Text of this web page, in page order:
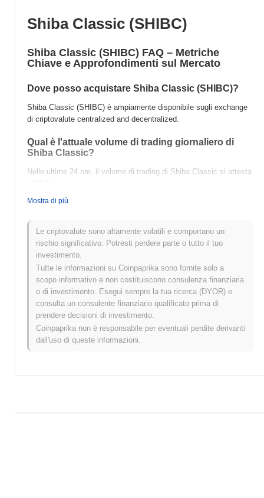
Shiba Classic (SHIBC)
Shiba Classic (SHIBC) FAQ – Metriche
Chiave e Approfondimenti sul Mercato
Dove posso acquistare Shiba Classic (SHIBC)?
Shiba Classic (SHIBC) è ampiamente disponibile sugli exchange
di criptovalute centralized and decentralized.
Qual è l'attuale volume di trading giornaliero di
Shiba Classic?
Nelle ultime 24 ore, il volume di trading di Shiba Classic si attesta
Qual è lo storico della fascia di prezzo di Shiba
Massimo Storico (ATH):$0.00
Minimo Storico (ATL): $0.00
Shiba Classic è attualmente scambiato~0.00% al di sotto del suo
ATH .
Come si sta comportando Shiba Classic rispetto al
mercato crypto più ampio?
Negli ultimi 7 giorni, Shiba Classic ha guadagnato
superando il mercato crypto complessivo che ha registrato un
Mostra di più
Le criptovalute sono altamente volatili e comportano un
rischio significativo. Potresti perdere parte o tutto il tuo
investimento.
Tutte le informazioni su Coinpaprika sono fornite solo a
scopo informativo e non costituiscono consulenza finanziaria
o di investimento. Esegui sempre la tua ricerca (DYOR) e
consulta un consulente finanziario qualificato prima di
prendere decisioni di investimento.
Coinpaprika non è responsabile per eventuali perdite derivanti
dall'uso di queste informazioni.